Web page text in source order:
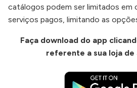
catálogos podem ser limitados em
serviços pagos, limitando as
Faça download do app
referente a sua loja de